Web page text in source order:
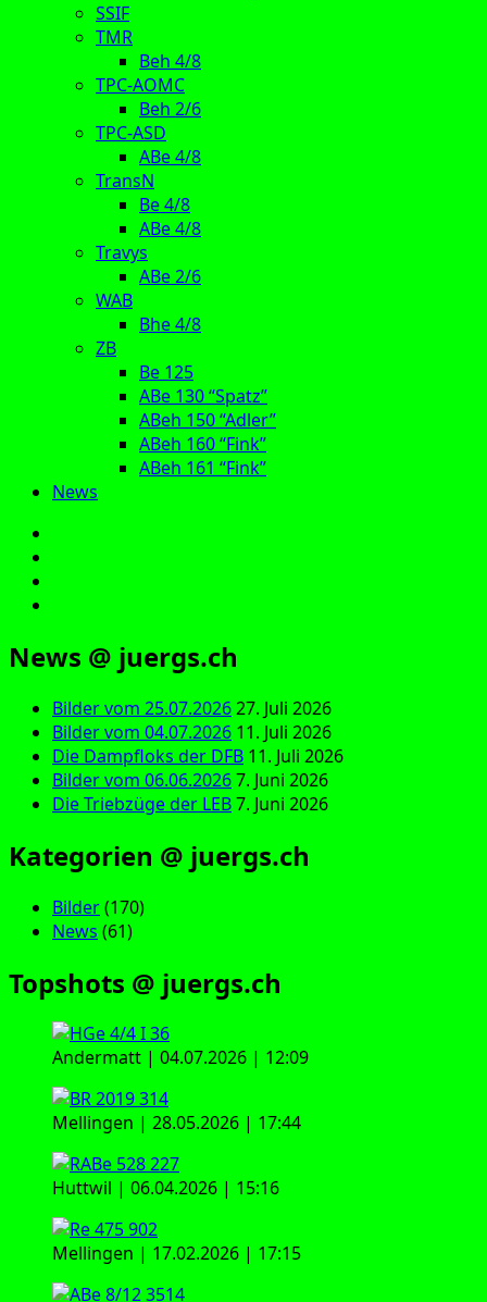
SSIF
TMR
Beh 4/8
TPC-AOMC
Beh 2/6
TPC-ASD
ABe 4/8
TransN
Be 4/8
ABe 4/8
Travys
ABe 2/6
WAB
Bhe 4/8
ZB
Be 125
ABe 130 “Spatz”
ABeh 150 “Adler”
ABeh 160 “Fink”
ABeh 161 “Fink”
News
News @ juergs.ch
Bilder vom 25.07.202627. Juli 2026
Bilder vom 04.07.2026 11. Juli 2026
Die Dampfloks der DFB 11. Juli 2026
Bilder vom 06.06.20267. Juni 2026
Die Triebzüge der LEB7. Juni 2026
Kategorien @ juergs.ch
Bilder(170)
News (61)
Topshots @ juergs.ch
Andermatt | 04.07.2026 | 12:09
Mellingen | 28.05.2026 | 17:44
Huttwil | 06.04.2026 | 15:16
Mellingen | 17.02.2026 | 17:15